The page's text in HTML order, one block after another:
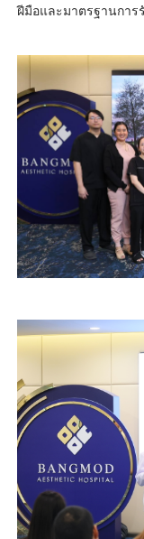
ฝีมือและมาตรฐานการ